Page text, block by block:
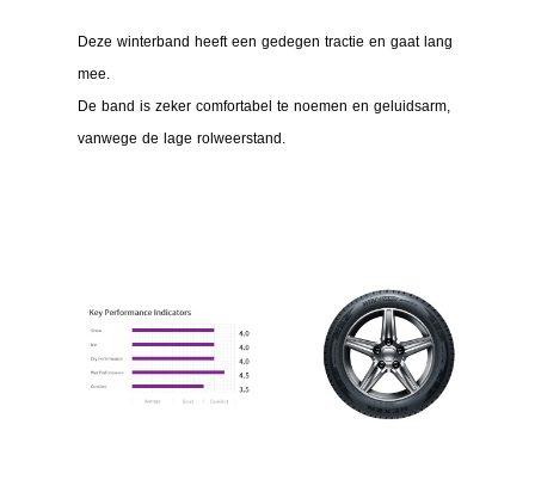
Deze winterband heeft een gedegen tractie en gaat lang
mee.
De band is zeker comfortabel te noemen en geluidsarm,
vanwege de lage rolweerstand.